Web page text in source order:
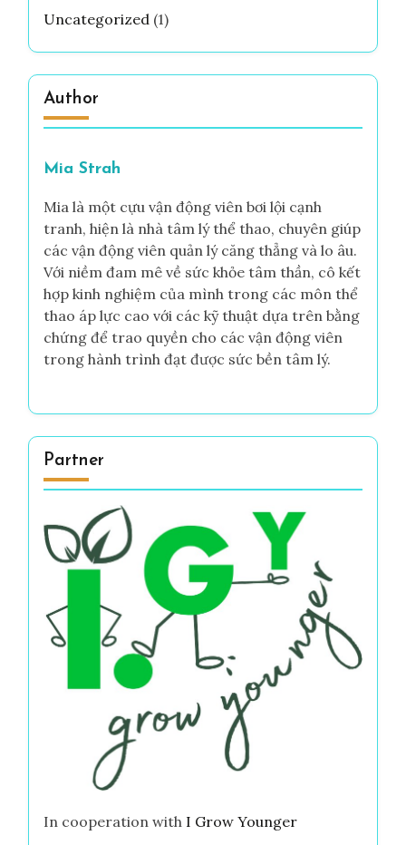
Uncategorized (1)
Author
Mia Strah
Mia là một cựu vận động viên bơi lội cạnh
tranh, hiện là nhà tâm lý thể thao, chuyên giúp
các vận động viên quản lý căng thẳng và lo âu.
Với niềm đam mê về sức khỏe tâm thần, cô kết
hợp kinh nghiệm của mình trong các môn thể
thao áp lực cao với các kỹ thuật dựa trên bằng
chứng để trao quyền cho các vận động viên
trong hành trình đạt được sức bền tâm lý.
Partner
In cooperation with I Grow Younger